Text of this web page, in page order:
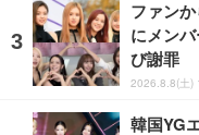
ファン
にメン
び謝罪
2026.8.8(土)
韓国YG